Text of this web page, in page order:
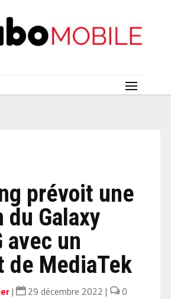
prévoit une
du Galaxy
avec un
de MediaTek
| 29 décembre 2022 |
0